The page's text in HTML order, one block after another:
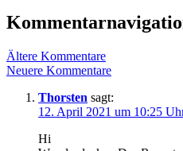
Ältere Kommentare
Neuere Kommentare
Thorsten sagt:
12. April 2021 um 10:25
Hi